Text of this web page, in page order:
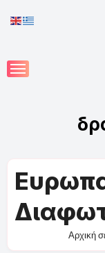
to
Αρχική